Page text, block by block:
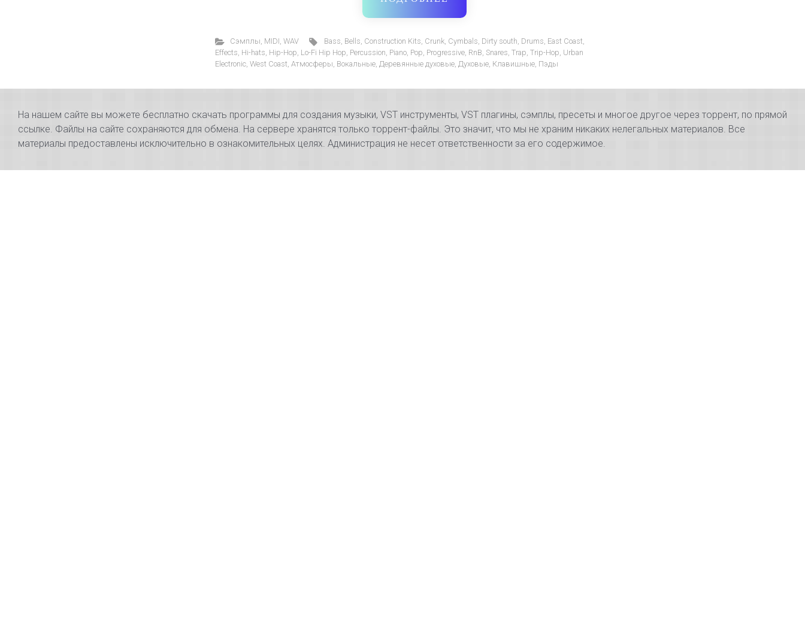
Cэмплы, MIDI,WAV Bass, Bells, Construction Kits, Crunk, Cymbals, Dirty south, Drums, East Coast,
Effects, Hi-hats, Hip-Hop, Lo-Fi Hip Hop, Percussion, Piano, Pop, Progressive, RnB, Snares, Trap, Trip-Hop, Urban
Electronic, West Coast, Атмосферы, Вокальные, Деревянные духовые, Духовые, Клавишные, Пэды
На нашем сайте вы можете бесплатно скачать программы для создания музыки, VST инструменты, VST плагины, сэмплы, пресеты и многое другое через торрент, по прямой
ссылке. Файлы на сайте сохраняются для обмена. На сервере хранятся только торрент-файлы. Это значит, что мы не храним никаких нелегальных материалов. Все
материалы предоставлены исключительно в ознакомительных целях. Администрация не несет ответственности за его содержимое.